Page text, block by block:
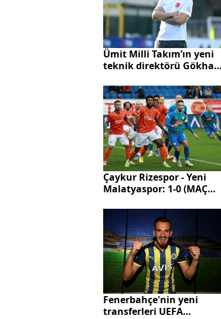
Ümit Milli Takım’ın yeni
teknik direktörü Gökhan
Çaykur Rizespor - Yeni
Malatyaspor: 1-0 (MAÇ
Fenerbahçe'nin yeni
transferleri UEFA